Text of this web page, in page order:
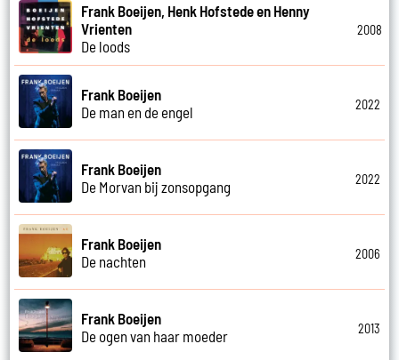
Frank Boeijen, Henk Hofstede en Henny
Vrienten
De loods
2008
Frank Boeijen
De man en de engel
2022
Frank Boeijen
De Morvan bij zonsopgang
2022
Frank Boeijen
De nachten
2006
Frank Boeijen
De ogen van haar moeder
2013